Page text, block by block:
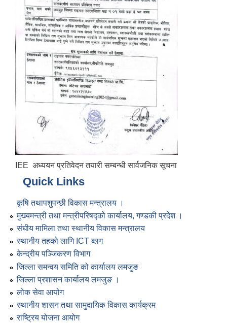
IEE अध्ययन प्रतिवेदन तयारी सम्बन्धी सार्वजनिक सूचना
Quick Links
कृषि तथापशुपन्छी विकास मन्त्रालय ।
मुख्यमन्त्री तथा मन्त्रीपरिषद्को कार्यालय, गण्डकी प्रदेश ।
संघीय मामिला तथा स्थानीय विकास मन्त्रालय
स्थानीय तहको लागि ICT ब्लग
केन्द्रीय पञ्जिकरण विभाग
जिल्ला समन्वय समिति को कार्यालय लमजुङ
जिल्ला प्रशासन कार्यालय लमजुङ ।
लोक सेवा आयोग
स्थानीय शासन तथा सामुदायिक विकास कार्यक्रम
राष्ट्रिय योजना आयोग